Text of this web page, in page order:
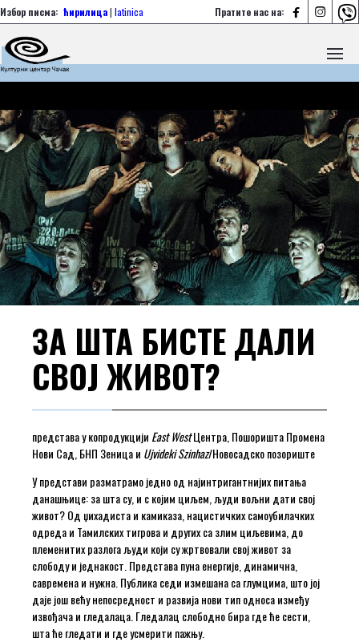
Пратите нас на:   
Избор писма: ћирилица| latinica
ЗА ШТА БИСТЕ ДАЛИ
СВОЈ ЖИВОТ?
представа у копродукцији East WestЦентра, Пошоришта Промена
Нови Сад, БНП Зеница и Ujvideki Szinhaz/Новосадско позориште
У представи разматрамо једно од најинтригантнијих питања
данашњице: за шта су, и с којим циљем, људи вољни дати свој
живот? Од џихадиста и камиказа, нацистичких самоубилачких
одреда и Тамилских тигрова и других са злим циљевима, до
племенитих разлога људи који су жртвовали свој живот за
слободу и једнакост. Представа пуна енергије, динамична,
савремена и нужна. Публика седи измешана са глумцима, што јој
даје још већу непосредност и развија нови тип односа између
извођача и гледалаца. Гледалац слободно бира где ће сести,
шта ће гледати и где усмерити пажњу.